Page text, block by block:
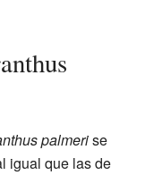
palmerise
igual que las de